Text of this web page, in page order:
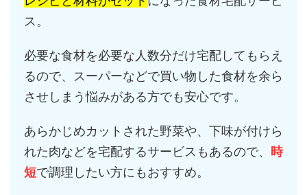
ス。
必要な食材を必要な人数分だけ宅配してもらえ
るので、スーパーなどで買い物した食材を余ら
させしまう悩みがある方でも安心です。
あらかじめカットされた野菜や、下味が付けら
れた肉などを宅配するサービスもあるので、
時
短で調理したい方にもおすすめ。